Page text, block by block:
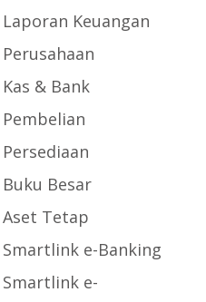
Laporan Keuangan
Perusahaan
Kas & Bank
Pembelian
Persediaan
Buku Besar
Aset Tetap
Smartlink e-Banking
Smartlink e-